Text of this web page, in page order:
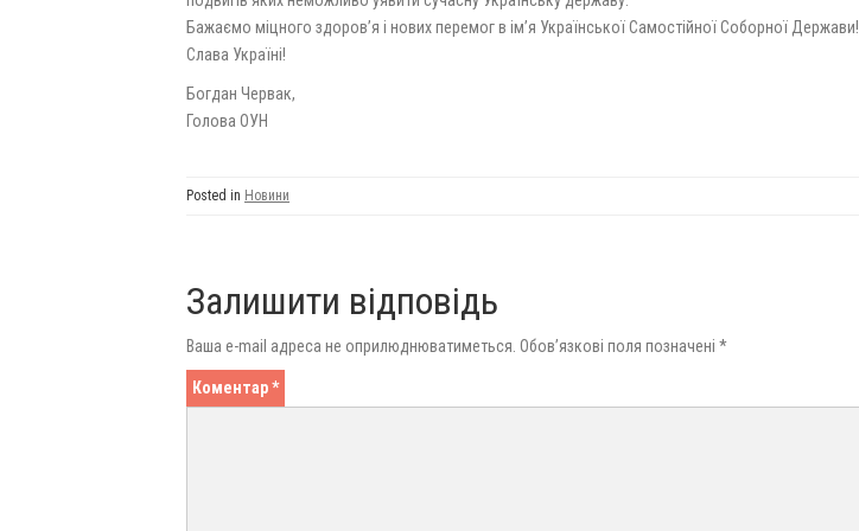
Бажаємо міцного здоров’я і нових перемог в ім’я Української Самостійної Соборної Держави!
Слава Україні!
Богдан Червак,
Голова ОУН
Posted in Новини
Залишити відповідь
Ваша e-mail адреса не оприлюднюватиметься. Обов’язкові поля позначені *
Коментар*